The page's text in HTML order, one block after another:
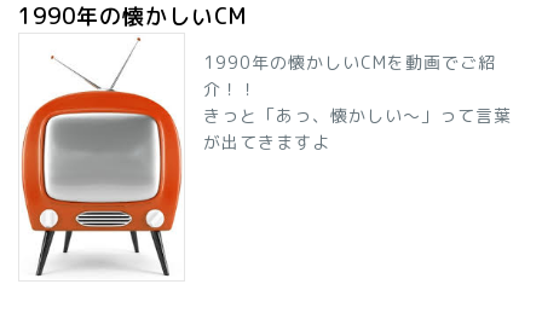
1990年の懐かしいCM
1990年の懐かしいCMを動画でご紹
介！！
きっと「あっ、懐かしい～」って言葉
が出てきますよ